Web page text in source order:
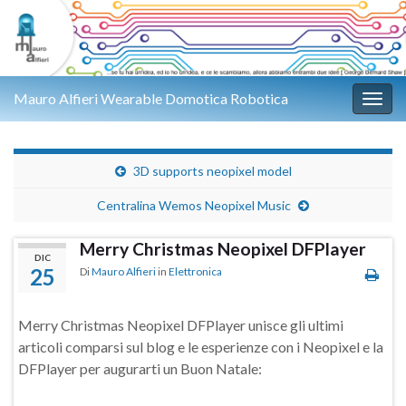
Mauro Alfieri Wearable Domotica Robotica
3D supports neopixel model
Centralina Wemos Neopixel Music
DIC
25
Merry Christmas Neopixel DFPlayer
DiMauro Alfieri in Elettronica
Merry Christmas Neopixel DFPlayer unisce gli ultimi
articoli comparsi sul blog e le esperienze con i Neopixel e la
DFPlayer per augurarti un Buon Natale: